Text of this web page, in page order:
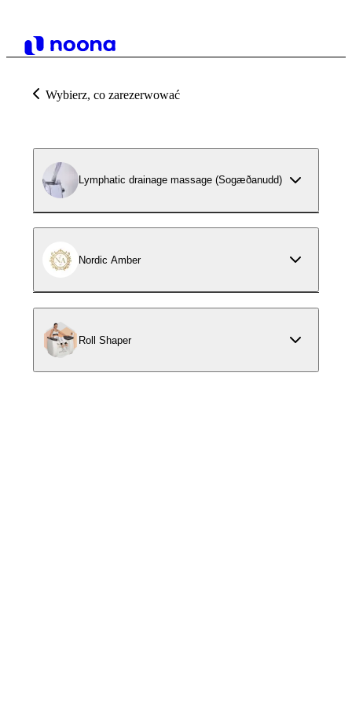
Wybierz, co zarezerwować
Lymphatic drainage massage (Sogæðanudd)
Nordic Amber
Roll Shaper